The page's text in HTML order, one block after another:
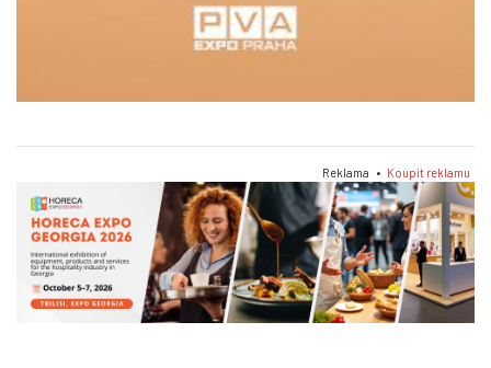
Reklama • Koupit reklamu